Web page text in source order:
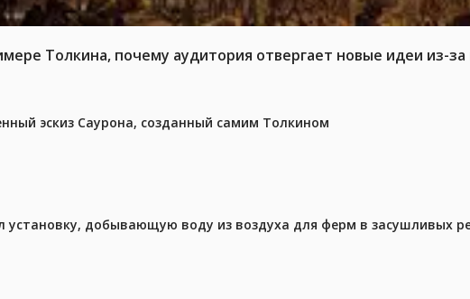
Толкина, почему аудитория отвергает новые идеи из-
эскиз Саурона, созданный самим Толкином
установку, добывающую воду из воздуха для ферм в засушливых